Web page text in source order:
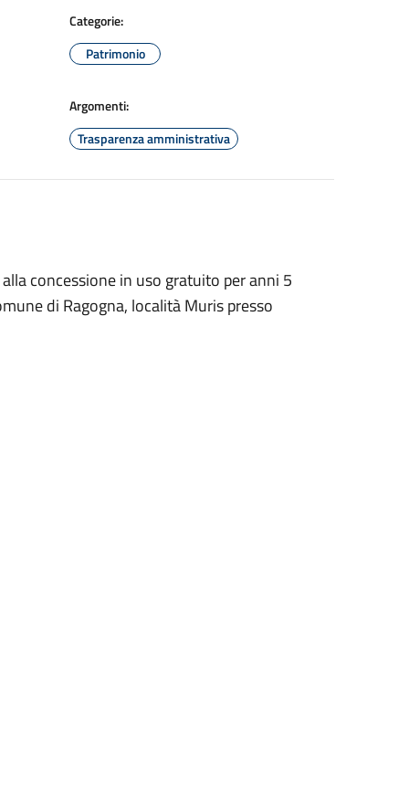
Categorie:
Patrimonio
Argomenti:
Trasparenza amministrativa
concessione in uso gratuito per anni 5
di Ragogna, località Muris presso